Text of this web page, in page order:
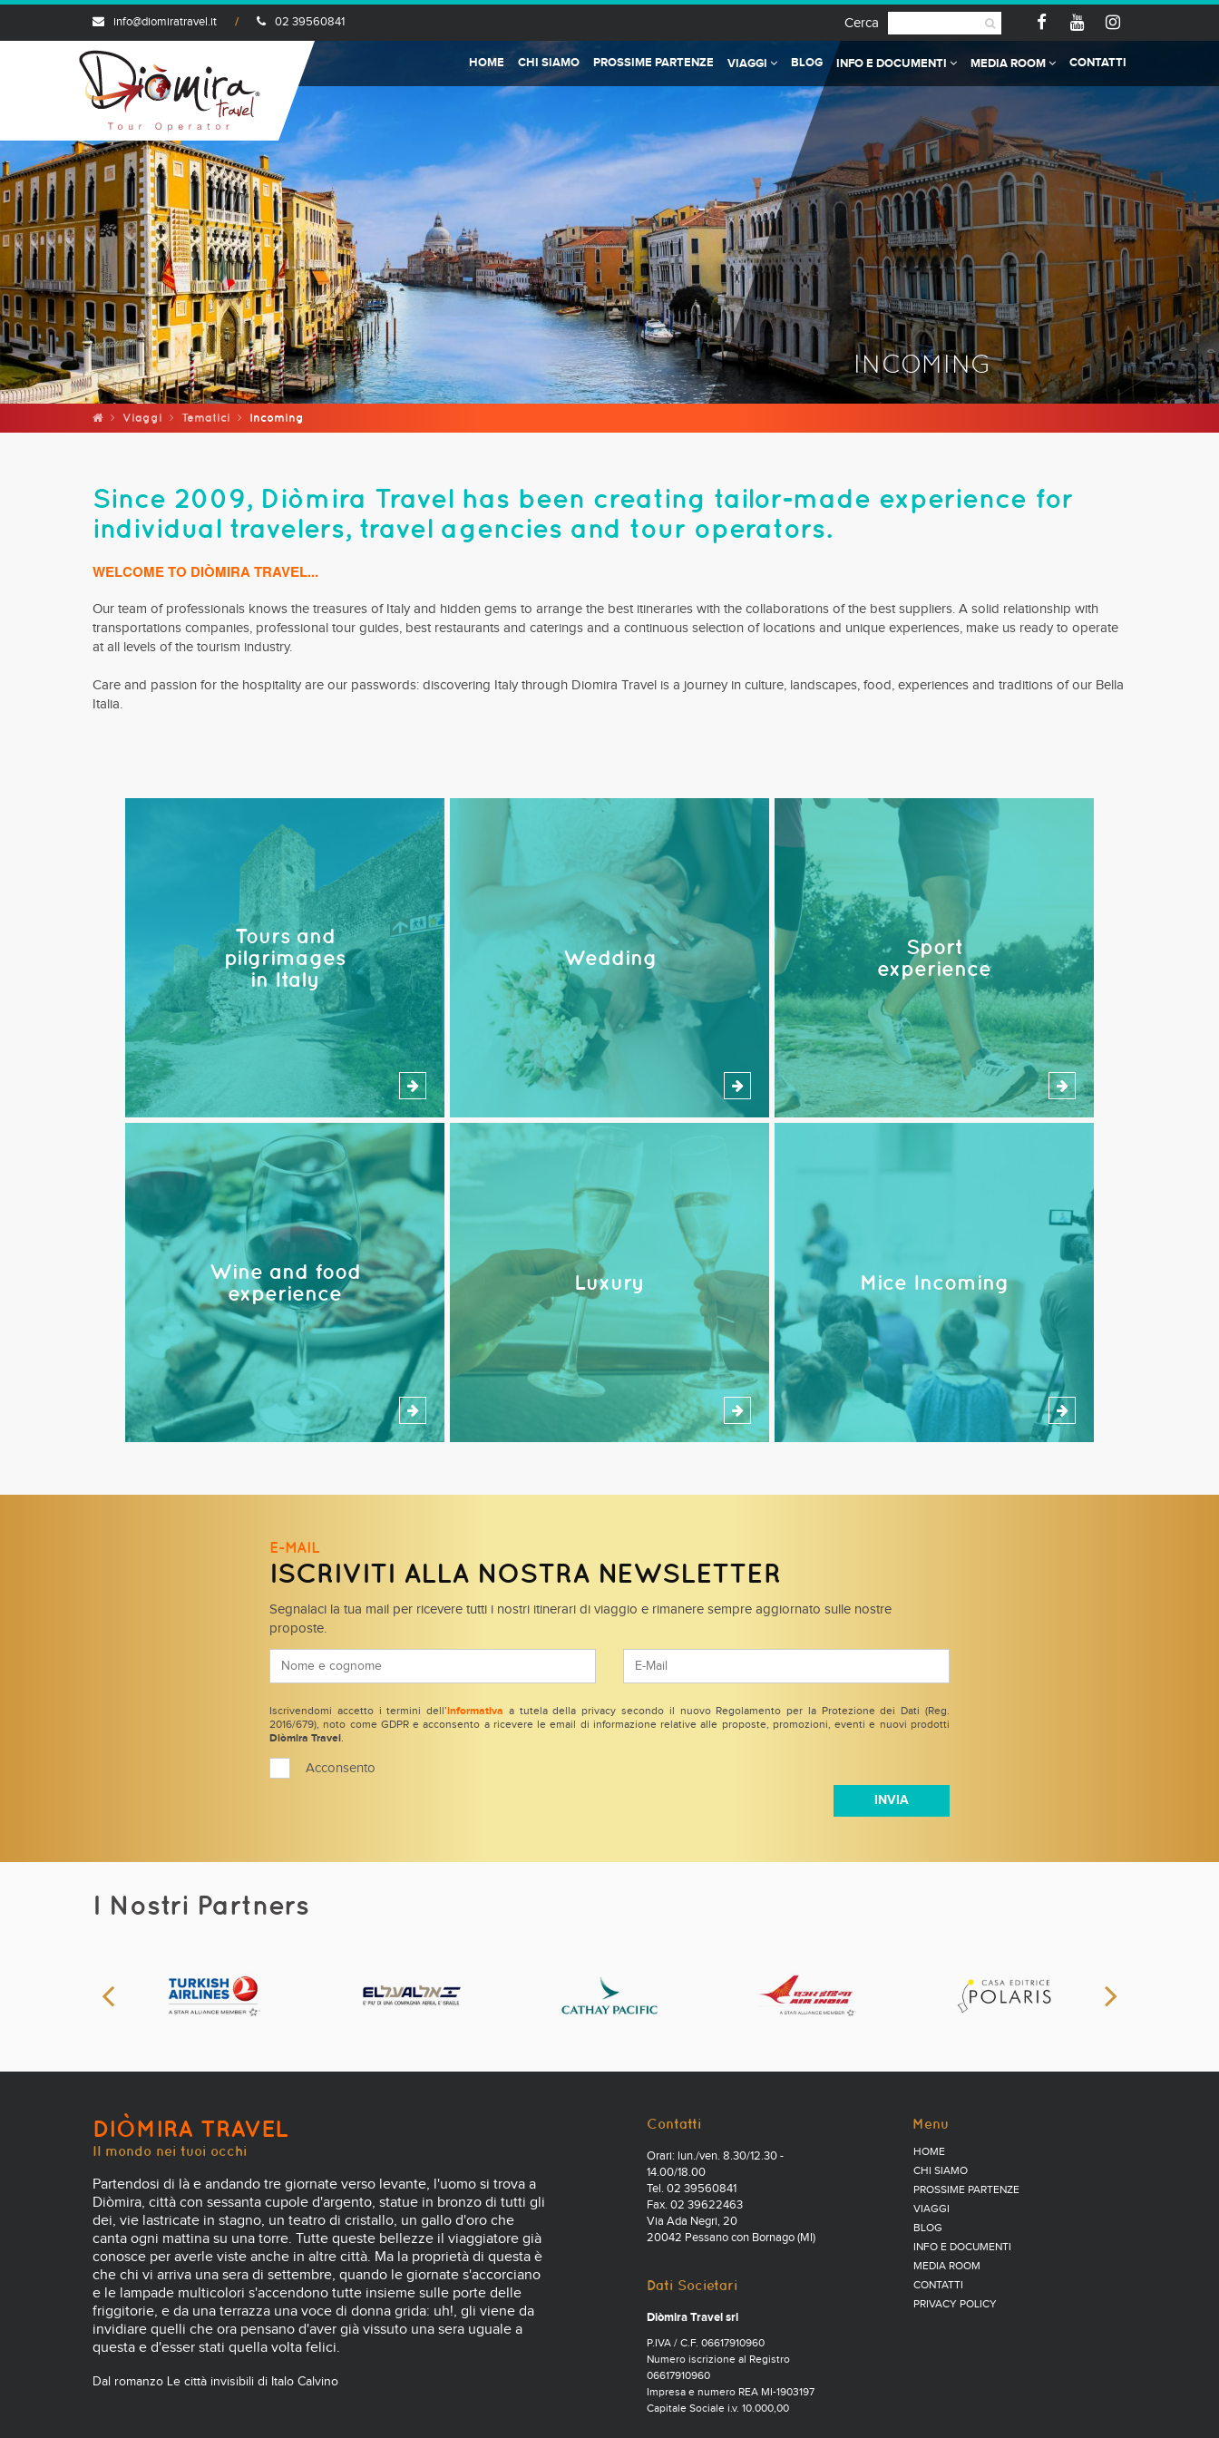
info@diomiratravel.it 02 39560841 Cerca
HOME CHI SIAMO PROSSIME PARTENZE VIAGGI BLOG INFO E DOCUMENTI MEDIA ROOM CONTATTI
INCOMING
Viaggi Tematici Incoming
Since 2009, Diòmira Travel has been creating tailor-made experience for
individual travelers, travel agencies and tour operators.
WELCOME TO DIÒMIRA TRAVEL...
Our team of professionals knows the treasures of Italy and hidden gems to arrange the best itineraries with the collaborations of the best suppliers. A solid relationship with
transportations companies, professional tour guides, best restaurants and caterings and a continuous selection of locations and unique experiences, make us ready to operate
at all levels of the tourism industry.
Care and passion for the hospitality are our passwords: discovering Italy through Diomira Travel is a journey in culture, landscapes, food, experiences and traditions of our Bella
Italia.
Tours and
pilgrimages
in Italy
Wedding
Sport
experience
Wine and food
experience
Luxury Mice Incoming
E-MAIL
ISCRIVITI ALLA NOSTRA NEWSLETTER
Segnalaci la tua mail per ricevere tutti i nostri itinerari di viaggio e rimanere sempre aggiornato sulle nostre
proposte.
Iscrivendomi accetto i termini dell’ informativa a tutela della privacy secondo il nuovo Regolamento per la Protezione dei Dati (Reg.
2016/679), noto come GDPR e acconsento a ricevere le email di informazione relative alle proposte, promozioni, eventi e nuovi prodotti
Diòmira Travel .
Acconsento
I Nostri Partners
DIÒMIRA TRAVEL
Il mondo nei tuoi occhi
Partendosi di là e andando tre giornate verso levante, l'uomo si trova a
Diòmira, città con sessanta cupole d'argento, statue in bronzo di tutti gli
dei, vie lastricate in stagno, un teatro di cristallo, un gallo d'oro che
canta ogni mattina su una torre. Tutte queste bellezze il viaggiatore già
conosce per averle viste anche in altre città. Ma la proprietà di questa è
che chi vi arriva una sera di settembre, quando le giornate s'accorciano
e le lampade multicolori s'accendono tutte insieme sulle porte delle
friggitorie, e da una terrazza una voce di donna grida: uh!, gli viene da
invidiare quelli che ora pensano d'aver già vissuto una sera uguale a
questa e d'esser stati quella volta felici.
Dal romanzo Le città invisibili di Italo Calvino
Contatti
Orari: lun./ven. 8.30/12.30 -
14.00/18.00
Tel. 02 39560841
Fax. 02 39622463
Via Ada Negri, 20
20042 Pessano con Bornago (MI)
Dati Societari
Diòmira Travel srl
P.IVA / C.F. 06617910960
Numero iscrizione al Registro
06617910960
Impresa e numero REA MI-1903197
Capitale Sociale i.v. 10.000,00
Menu
HOME
CHI SIAMO
PROSSIME PARTENZE
VIAGGI
BLOG
INFO E DOCUMENTI
MEDIA ROOM
CONTATTI
PRIVACY POLICY